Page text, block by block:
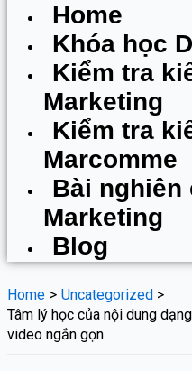
Home
Khóa học
Kiểm tra
Marketing
Kiểm tra
Marcomme
Bài nghiên
Marketing
Blog
Home
Uncategorized
Tâm lý học của nội dung
video ngắn gọn